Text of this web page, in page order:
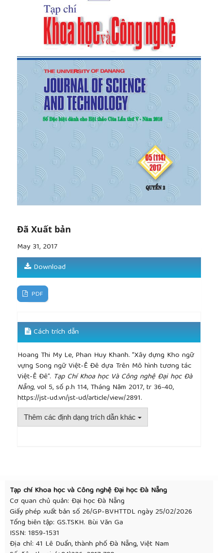
dụng phương pháp Pointwise vào bài toán tách từ
cho tiếng Việt”,http://viet.jnlp.org/dongdu, [Truy cập:
17/02/2016].
[7]Nguyễn Thị Tuyết (2003), “Xây dựng cơ sở dữ
liệu từ vựng đa ngữ Việt-Anh-Ê Đê”, Luận văn Thạc
sĩ ngành Khoa học Máy tính, ĐH Đà Nẵng.
[8]Phan Hồng, Nguyễn Văn Thú, Truyện đọc song
ngữ Ê Đê-Việt Tập 1, NXBGD.
[9]Phan Hồng, Nguyễn Văn Thú, Truyện đọc song
ngữ Ê Đê-Việt Tập 2, NXBGD.
[10]Phan Hồng, Nguyễn Văn Thú, Truyện đọc song
ngữ Ê Đê-Việt Tập 3, NXBGD.
[11]
Sở Giáo dục - Đào tạo Đăk Lăk (1993), Từ điển
Việt-Ê Đê tập 1, NXBGD.
Sở Giáo dục - Đào tạo Đăk Lăk (1993), Từ điển
Việt-Ê Đê tập 2, NXBGD.
[13]
Tạ Văn Thông, Đề tài Từ điển Ê Đê-Việt, 2014.
Y-Hạ Niê Kdăm (2013), Klei ÊĐê Hdruôn 1,
NXBGD.
NXBGD.
NXBGD.
Đã Xuất bản
May 31, 2017
Download
PDF
Cách trích dẫn
Hoang Thi My Le, Phan Huy Khanh. “Xây dựng Kho ngữ
vựng Song ngữ Việt-Ê Đê dựa Trên Mô hình tương tác
Việt-Ê Đê”. Tạp Chí Khoa học Và Công nghệ Đại học Đà
Nẵng, vol 5, số p.h 114, Tháng Năm 2017, tr 36-40,
https://jst-ud.vn/jst-ud/article/view/2891.
Thêm các định dạng trích dẫn khác
Tạp chí Khoa học và Công nghệ Đại học Đà Nẵng
Cơ quan chủ quản: Đại học Đà Nẵng
Giấy phép xuất bản số 26/GP-BVHTTDL ngày 25/02/2026
Tổng biên tập: GS.TSKH. Bùi Văn Ga
ISSN: 1859-1531
Địa chỉ: 41 Lê Duẩn, thành phố Đà Nẵng, Việt Nam